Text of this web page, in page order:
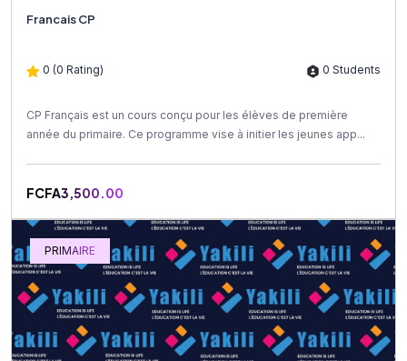
Francais CP
0 (0 Rating) 0 Students
CP Français est un cours conçu pour les élèves de première
année du primaire. Ce programme vise à initier les jeunes app...
FCFA3,500.00
PRIMAIRE